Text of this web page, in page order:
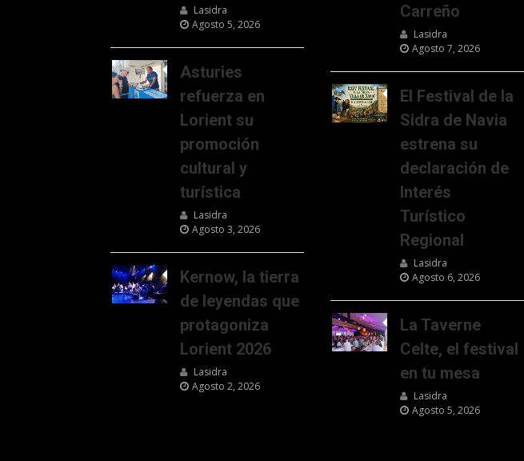
Lasidra
Agosto 5, 2026
Asturies
refuerza en
Lorient su
promoción
cultural y
turística
Lasidra
Agosto 3, 2026
Kernow, la tierra
de leyendas que
protagoniza
Lorient 2026
Lasidra
Agosto 2, 2026
Carreño
Lasidra
Agosto 7, 2026
El Festival de la
Sidra de Navia
estrena su
declaración de
Interés
Turístico
Regional
Lasidra
Agosto 6, 2026
La Taverne
Celte, el festival
en tu mesa
Lasidra
Agosto 5, 2026